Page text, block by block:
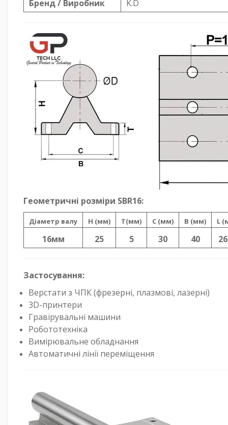
Бренд / Виробник K.D
Геометричні розміри SBR16:
Діаметр валу H (мм) T(мм) C (мм) B (мм) L
16мм 25 5 30 40
Застосування:
Верстати з ЧПК (фрезерні, плазмові, лазерні)
3D-принтери
Гравірувальні машини
Робототехніка
Вимірювальне обладнання
Автоматичні лінії переміщення